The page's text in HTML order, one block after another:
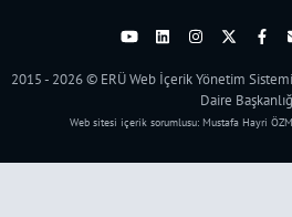
2015 - 2026 © ERÜ Web İçerik Yönetim
Daire
Web sitesi içerik sorumlusu: Mustafa Hayri